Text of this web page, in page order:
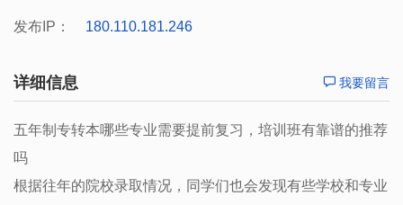
发布IP： 180.110.181.246
详细信息 我要留言
五年制专转本哪些专业需要提前复习，培训班有靠谱的推荐
吗
根据往年的院校录取情况，同学们也会发现有些学校和专业